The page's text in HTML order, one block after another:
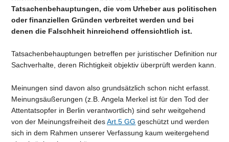
Tatsachenbehauptungen, die vom Urheber aus politischen
oder finanziellen Gründen verbreitet werden und bei
denen die Falschheit hinreichend offensichtlich ist.
Tatsachenbehauptungen betreffen per juristischer Definition nur
Sachverhalte, deren Richtigkeit objektiv überprüft werden kann.
Meinungen sind davon also grundsätzlich schon nicht erfasst.
Meinungsäußerungen (z.B. Angela Merkel ist für den Tod der
Attentatsopfer in Berlin verantwortlich) sind sehr weitgehend
von der Meinungsfreiheit desArt.5 GG geschützt und werden
sich in dem Rahmen unserer Verfassung kaum weitergehend